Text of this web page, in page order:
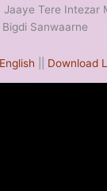
Jaaye Tere Intezar
Sanwaarne
Download